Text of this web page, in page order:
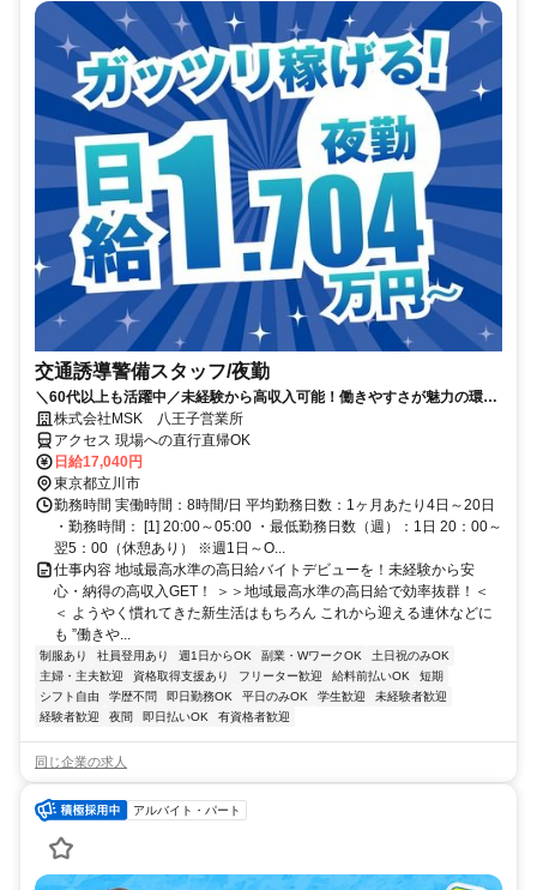
交通誘導警備スタッフ/夜勤
＼60代以上も活躍中／未経験から高収入可能！働きやすさが魅力の環境
で警備員デビューをしませんか！【月収34万円以上可能！日払いも
OK！】勤務3日前迄シフト申請が可能です！週1日～・短期もOK！あな
たのライフスタイルに合わせてお仕事しませんか！未経験者大歓迎！年
代幅広く活躍しています。
株式会社MSK 八王子営業所
アクセス 現場への直行直帰OK
日給17,040円
東京都立川市
勤務時間 実働時間：8時間/日 平均勤務日数：1ヶ月あたり4日～20日
・勤務時間： [1] 20:00～05:00 ・最低勤務日数（週）：1日 20：00～
翌5：00（休憩あり） ※週1日～O...
仕事内容 地域最高水準の高日給バイトデビューを！未経験から安
心・納得の高収入GET！ ＞＞地域最高水準の高日給で効率抜群！＜
＜ ようやく慣れてきた新生活はもちろん これから迎える連休などに
も ”働きや...
制服あり 社員登用あり 週1日からOK 副業・WワークOK
土日祝のみOK
主婦・主夫歓迎
資格取得支援あり フリーター歓迎 給料前払いOK
短期
シフト自由
学歴不問 即日勤務OK 平日のみOK 学生歓迎
未経験者歓迎
経験者歓迎
夜間 即日払いOK 有資格者歓迎
同じ企業の求人
アルバイト・パート